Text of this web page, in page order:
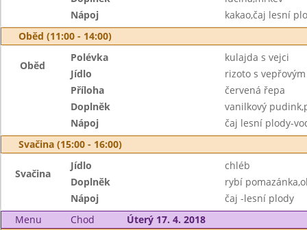
Nápoj
kakao,čaj lesní
Oběd (11:00 - 14:00)
Oběd
Polévka
kulajda s vejci
Jídlo
rizoto s
Příloha
červená řepa
Doplněk
vanilkový
Nápoj
čaj lesní plody-
Svačina (15:00 - 16:00)
Svačina
Jídlo
chléb
Doplněk
rybí
Nápoj
čaj -lesní plody
Menu
Chod
Úterý 17. 4. 2018